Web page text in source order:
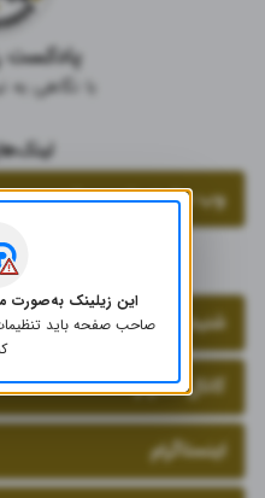
پادکست
با نگاهی به
وب سایت رادیو ریشه
شنیدن پادکست
کانال تلگرام
اینستاگرام
این زیلینک
صاحب صفحه باید